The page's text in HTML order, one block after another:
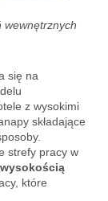
wewnętrznych
się na
z wysokimi
składające
strefy pracy w
które